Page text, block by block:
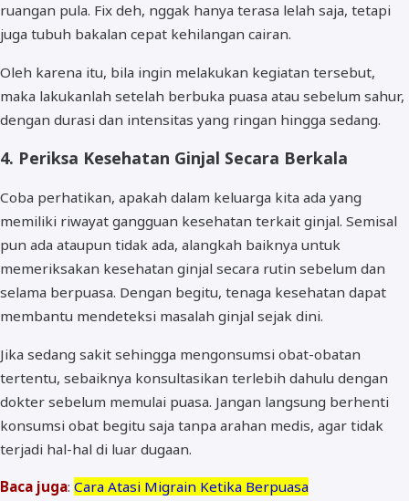
ruangan pula. Fix deh, nggak hanya terasa lelah saja, tetapi
juga tubuh bakalan cepat kehilangan cairan.
Oleh karena itu, bila ingin melakukan kegiatan tersebut,
maka lakukanlah setelah berbuka puasa atau sebelum sahur,
dengan durasi dan intensitas yang ringan hingga sedang.
4. Periksa Kesehatan Ginjal Secara Berkala
Coba perhatikan, apakah dalam keluarga kita ada yang
memiliki riwayat gangguan kesehatan terkait ginjal. Semisal
pun ada ataupun tidak ada, alangkah baiknya untuk
memeriksakan kesehatan ginjal secara rutin sebelum dan
selama berpuasa. Dengan begitu, tenaga kesehatan dapat
membantu mendeteksi masalah ginjal sejak dini.
Jika sedang sakit sehingga mengonsumsi obat-obatan
tertentu, sebaiknya konsultasikan terlebih dahulu dengan
dokter sebelum memulai puasa. Jangan langsung berhenti
konsumsi obat begitu saja tanpa arahan medis, agar tidak
terjadi hal-hal di luar dugaan.
Baca juga: Cara Atasi Migrain Ketika Berpuasa